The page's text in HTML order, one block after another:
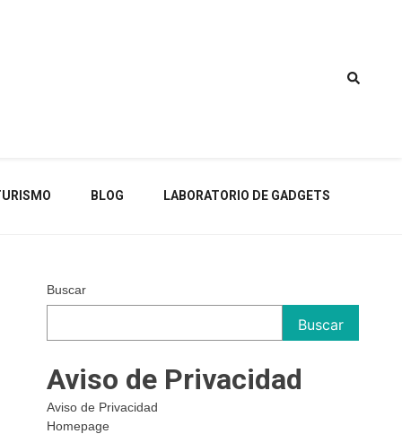
BLOG LABORATORIO DE GADGETS
Buscar
Buscar
Aviso de Privacidad
Aviso de Privacidad
Homepage